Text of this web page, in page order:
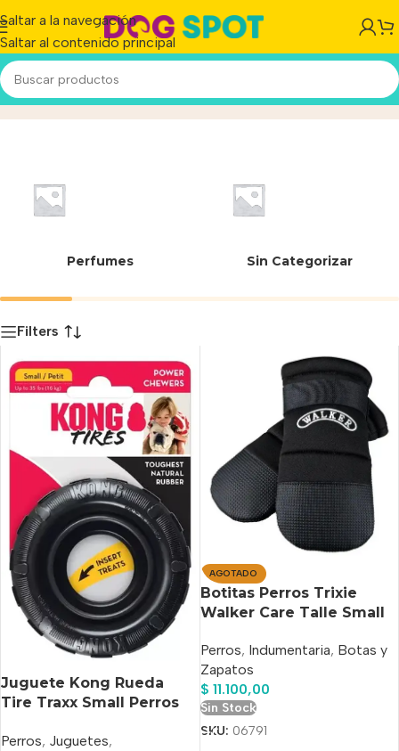
Saltar a la navegación
Saltar al contenido principal
SInicio/Producto
Perfumes Sin Categorizar
Filters
Juguete Kong Rueda
Tire Traxx Small Perros
Perros, Juguetes,
AGOTADO
Botitas Perros Trixie
Walker Care Talle Small
Perros, Indumentaria, Botas y
Zapatos
$ 11.100,00
Sin Stock
SKU: 06791